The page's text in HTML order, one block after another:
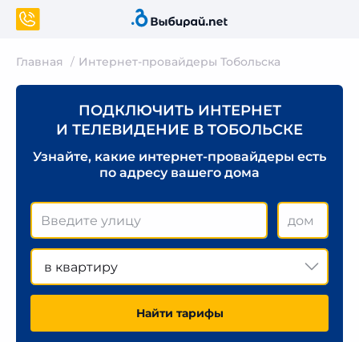
Главная Интернет-провайдеры Тобольска
ПОДКЛЮЧИТЬ ИНТЕРНЕТ
И ТЕЛЕВИДЕНИЕ В ТОБОЛЬСКЕ
Узнайте, какие интернет-провайдеры есть
по адресу вашего дома
в квартиру
Найти тарифы